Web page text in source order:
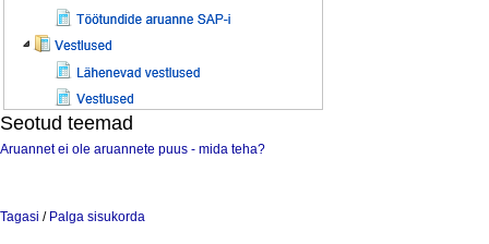
Seotud teemad
Aruannet ei ole aruannete puus - mida teha?
Tagasi / Palga sisukorda